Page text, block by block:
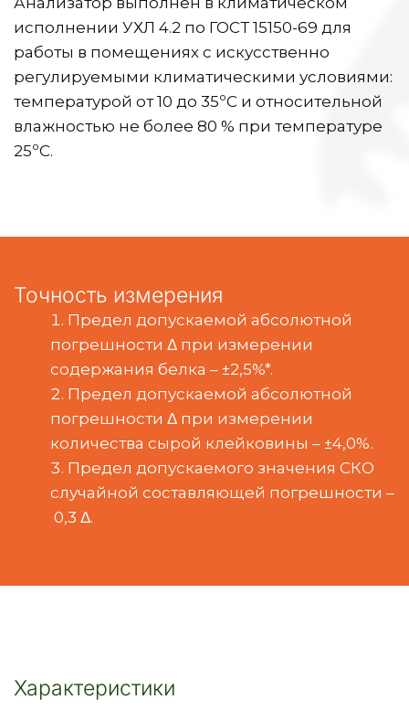
исполнении УХЛ 4.2 по ГОСТ 15150-69 для
работы в помещениях с искусственно
регулируемыми климатическими условиями:
температурой от 10 до 35ºС и относительной
влажностью не более 80 % при температуре
25ºС.
Точность измерения
Предел допускаемой абсолютной
погрешности Δ при измерении
содержания белка – ±2,5%*.
Предел допускаемой абсолютной
погрешности Δ при измерении
количества сырой клейковины – ±4,0%.
Предел допускаемого значения СКО
случайной составляющей погрешности –
0,3 Δ.
Характеристики